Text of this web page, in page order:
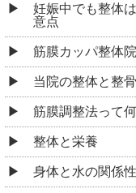
妊娠中でも整体
意点
筋膜カッパ整体
当院の整体と整
筋膜調整法って
整体と栄養
身体と水の関係性